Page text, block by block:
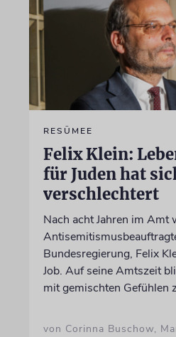
RESÜMEE
Felix Klein:
für Juden hat
verschlechtert
Nach acht Jahren im Amt
Bundesregierung, Felix
Job. Auf seine Amtszeit
mit gemischten Gefühlen
von Corinna Buschow,